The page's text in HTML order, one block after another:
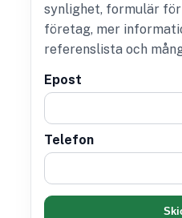
synlighet, formulär
företag, mer
referenslista och
Epost
Telefon